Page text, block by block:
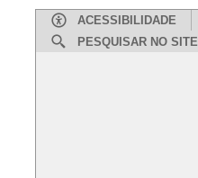
ACESSIBILIDADE
PESQUISAR NO SITE